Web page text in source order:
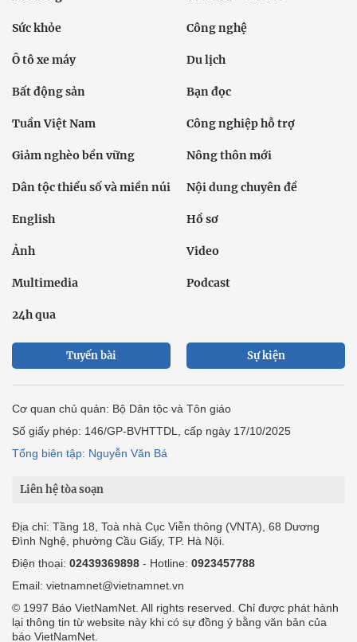
Sức khỏe Công nghệ
Ô tô xe máy Du lịch
Bất động sản Bạn đọc
Tuần Việt Nam Công nghiệp hỗ trợ
Giảm nghèo bền vững Nông thôn mới
Dân tộc thiểu số và miền núi Nội dung chuyên đề
English Hồ sơ
Ảnh Video
Multimedia Podcast
24h qua
Tuyến bài Sự kiện
Cơ quan chủ quản: Bộ Dân tộc và Tôn giáo
Số giấy phép: 146/GP-BVHTTDL, cấp ngày 17/10/2025
Tổng biên tập: Nguyễn Văn Bá
Liên hệ tòa soạn
Địa chỉ: Tầng 18, Toà nhà Cục Viễn thông (VNTA), 68 Dương
Đình Nghệ, phường Cầu Giấy, TP. Hà Nội.
Điện thoại: 02439369898 - Hotline: 0923457788
Email: vietnamnet@vietnamnet.vn
© 1997 Báo VietNamNet. All rights reserved. Chỉ được phát hành
lại thông tin từ website này khi có sự đồng ý bằng văn bản của
báo VietNamNet.